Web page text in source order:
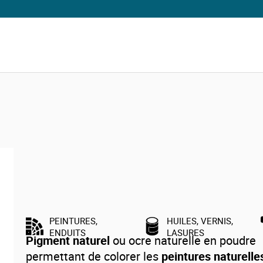
PEINTURES,
ENDUITS
HUILES, VERNIS,
LASURES
Pigment naturel ou ocre naturelle en poudre
permettant de colorer les peintures